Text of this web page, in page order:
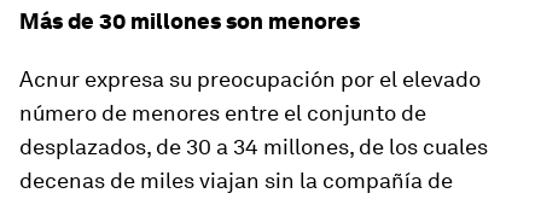
Más de 30 millones son menores
Acnur expresa su preocupación por el elevado
número de menores entre el conjunto de
desplazados, de 30 a 34 millones, de los cuales
decenas de miles viajan sin la compañía de